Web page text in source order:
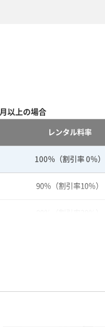
以上の場合
レンタル料率
100％（割引率 0％）
90％（割引率10％）
65％（割引率35％）